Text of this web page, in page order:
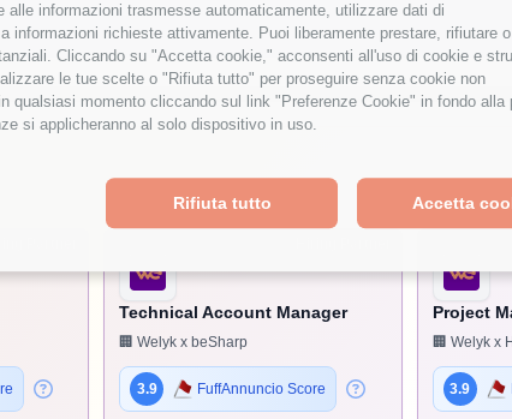
informazioni trasmesse automaticamente, utilizzare dati di
richieste attivamente. Puoi liberamente prestare, rifiutare o
Cliccando su "Accetta cookie," acconsenti all'uso di cookie e
le tue scelte o "Rifiuta tutto" per proseguire senza cookie non
qualsiasi momento cliccando sul link "Preferenze Cookie" in fondo alla
si applicheranno al solo dispositivo in uso.
Accetta
Rifiuta tutto
Technical Account Manager
🏢 Welyk x beSharp
3.9 FuffAnnuncio Score
Project
🏢 Welyk x
3.9